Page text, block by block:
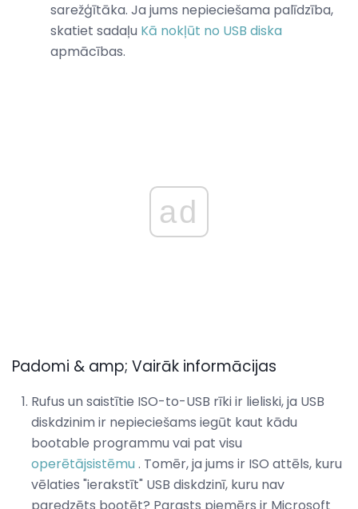
sarežģītāka. Ja jums nepieciešama palīdzība,
skatiet sadaļu Kā nokļūt no USB diska
apmācības.
ad
Padomi & amp; Vairāk informācijas
Rufus un saistītie ISO-to-USB rīki ir lieliski, ja USB
diskdzinim ir nepieciešams iegūt kaut kādu
bootable programmu vai pat visu
operētājsistēmu. Tomēr, ja jums ir ISO attēls, kuru
vēlaties "ierakstīt" USB diskdzinī, kuru nav